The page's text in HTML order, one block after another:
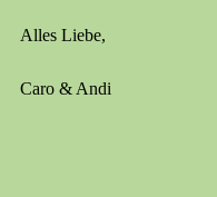
Alles Liebe,
Caro & Andi